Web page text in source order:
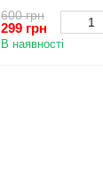
Lite 5G NE
600 грн
299 грн
В наявності